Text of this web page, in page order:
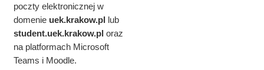
poczty elektronicznej w
domenie uek.krakow.pl lub
student.uek.krakow.pl oraz
na platformach Microsoft
Teams i Moodle.